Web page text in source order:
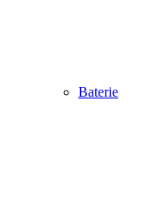
Baterie